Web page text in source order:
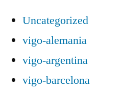
Uncategorized
vigo-alemania
vigo-argentina
vigo-barcelona